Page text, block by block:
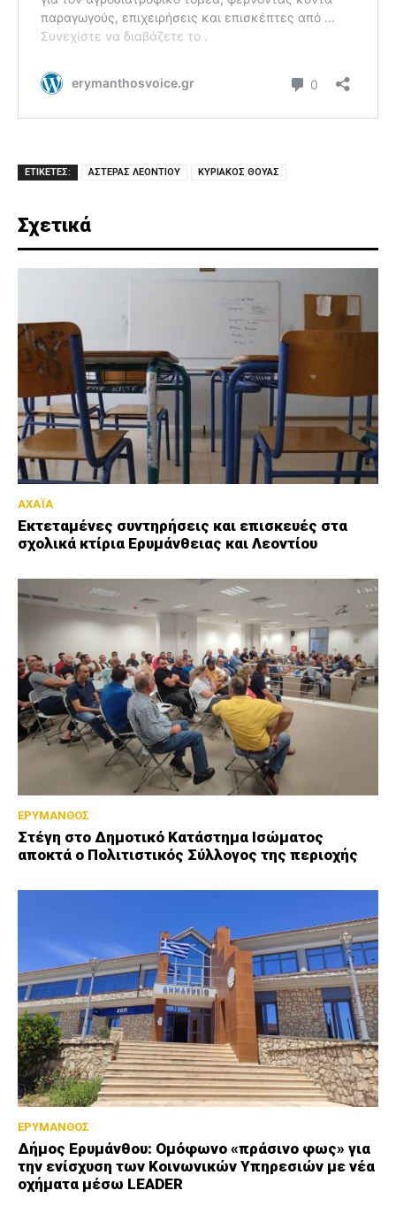
ΕΤΙΚΕΤΕΣ: ΑΣΤΕΡΑΣ ΛΕΟΝΤΙΟΥ ΚΥΡΙΑΚΟΣ ΘΟΥΑΣ
Σχετικά
ΑΧΑΪΑ
Εκτεταμένες συντηρήσεις και επισκευές στα
σχολικά κτίρια Ερυμάνθειας και Λεοντίου
ΕΡΥΜΑΝΘΟΣ
Στέγη στο Δημοτικό Κατάστημα Ισώματος
αποκτά ο Πολιτιστικός Σύλλογος της περιοχής
ΕΡΥΜΑΝΘΟΣ
Δήμος Ερυμάνθου: Ομόφωνο «πράσινο φως» για
την ενίσχυση των Κοινωνικών Υπηρεσιών με νέα
οχήματα μέσω LEADER